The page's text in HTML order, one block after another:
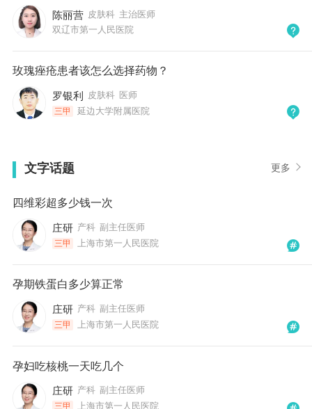
陈丽营 皮肤科 主治医师
双辽市第一人民医院
玫瑰痤疮患者该怎么选择药物？
罗银利 皮肤科 医师
三甲 延边大学附属医院
文字话题 更多
四维彩超多少钱一次
庄研 产科 副主任医师
三甲 上海市第一人民医院
孕期铁蛋白多少算正常
庄研 产科 副主任医师
三甲 上海市第一人民医院
孕妇吃核桃一天吃几个
庄研 产科 副主任医师
三甲 上海市第一人民医院